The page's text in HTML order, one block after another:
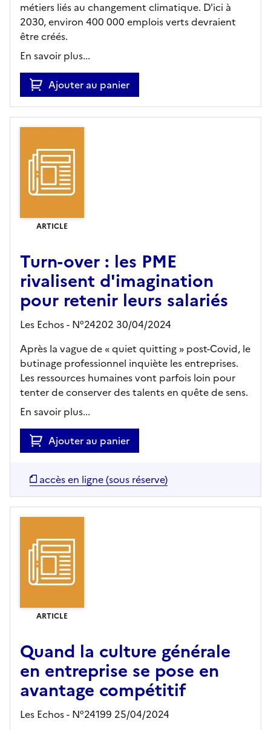
métiers liés au changement climatique. D'ici à
2030, environ 400 000 emplois verts devraient
être créés.
En savoir plus...
Ajouter au panier
ARTICLE
Turn-over : les PME
rivalisent d'imagination
pour retenir leurs salariés
Les Echos - N°24202 30/04/2024
Après la vague de « quiet quitting » post-Covid, le
butinage professionnel inquiète les entreprises.
Les ressources humaines vont parfois loin pour
tenter de conserver des talents en quête de sens.
En savoir plus...
Ajouter au panier
accès en ligne (sous réserve)
ARTICLE
Quand la culture générale
en entreprise se pose en
avantage compétitif
Les Echos - N°24199 25/04/2024